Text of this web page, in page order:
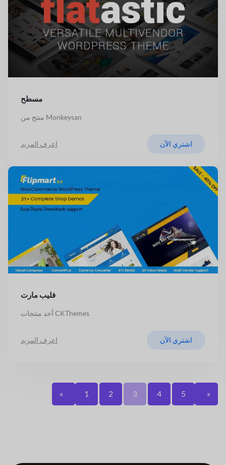
مسطح
منتج من Monkeysan
اعرف المزيد اشتري الآن
فليب مارت
أحد منتجات CKThemes
اعرف المزيد اشتري الآن
« 1 2 3 4 5 »